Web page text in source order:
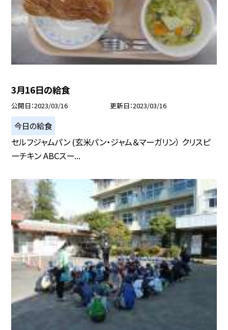
3月16日の給食
公開日 2023/03/16 更新日 2023/03/16
今日の給食
セルフジャムパン (玄米パン・ジャム＆マーガリン） クリスピ
ーチキン ABCスー...